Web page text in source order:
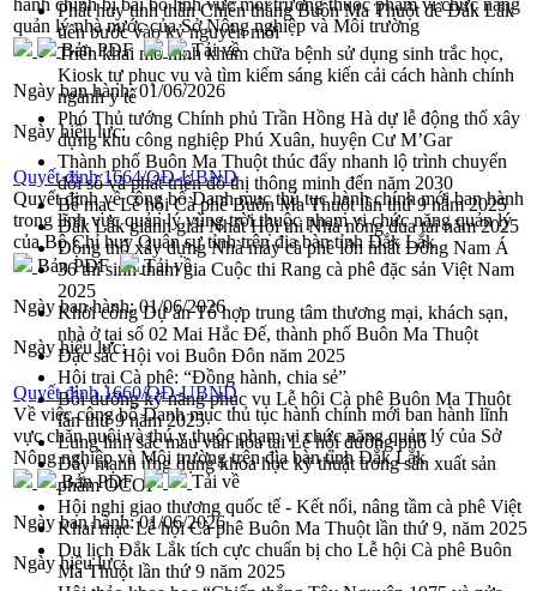
Phát huy tinh thần Chiến thắng Buôn Ma Thuột để Đắk Lắk
tiến bước vào kỷ nguyên mới
Triển khai mô hình khám chữa bệnh sử dụng sinh trắc học,
Kiosk tự phục vụ và tìm kiếm sáng kiến cải cách hành chính
ngành y tế
Phó Thủ tướng Chính phủ Trần Hồng Hà dự lễ động thổ xây
dựng khu công nghiệp Phú Xuân, huyện Cư M’Gar
Thành phố Buôn Ma Thuột thúc đẩy nhanh lộ trình chuyển
đổi số và phát triển đô thị thông minh đến năm 2030
Bế mạc Lễ hội Cà phê Buôn Ma Thuột lần thứ 9 năm 2025
Đắk Lắk giành giải Nhất Hội thi Nhà nông đua tài năm 2025
Động thổ xây dựng Nhà máy cà phê lớn nhất Đông Nam Á
36 thí sinh tham gia Cuộc thi Rang cà phê đặc sản Việt Nam
2025
Khởi công Dự án Tổ hợp trung tâm thương mại, khách sạn,
nhà ở tại số 02 Mai Hắc Đế, thành phố Buôn Ma Thuột
Đặc sắc Hội voi Buôn Đôn năm 2025
Hội trại Cà phê: “Đồng hành, chia sẻ”
Bồi dưỡng kỹ năng phục vụ Lễ hội Cà phê Buôn Ma Thuột
lần thứ 9 năm 2025
Lung linh sắc màu văn hóa tại Lễ hội đường phố
Đẩy mạnh ứng dụng khoa học kỹ thuật trong sản xuất sản
phẩm OCOP
Hội nghị giao thương quốc tế - Kết nối, nâng tầm cà phê Việt
Khai mạc Lễ hội Cà phê Buôn Ma Thuột lần thứ 9, năm 2025
Du lịch Đắk Lắk tích cực chuẩn bị cho Lễ hội Cà phê Buôn
Ma Thuột lần thứ 9 năm 2025
hành chính bị bãi bỏ lĩnh vực môi trường thuộc phạm vi chức năng
quản lý nhà nước của Sở Nông nghiệp và Môi trường
Bản PDF
Tải về
Ngày ban hành:01/06/2026
Ngày hiệu lực:
Quyết định 1664/QĐ-UBND
Quyết định về công bố Danh mục thủ tục hành chính mới ban hành
trong lĩnh vực quản lý vùng trời thuộc phạm vi chức năng quản lý
của Bộ Chỉ huy Quân sự tỉnh trên địa bàn tỉnh Đắk Lắk
Bản PDF
Tải về
Ngày ban hành:01/06/2026
Ngày hiệu lực:
Quyết định 1660/QĐ-UBND
Về việc công bố Danh mục thủ tục hành chính mới ban hành lĩnh
vực chăn nuôi và thú y thuộc phạm vi chức năng quản lý của Sở
Nông nghiệp và Môi trường trên địa bàn tỉnh Đắk Lắk
Bản PDF
Tải về
Ngày ban hành:01/06/2026
Ngày hiệu lực: